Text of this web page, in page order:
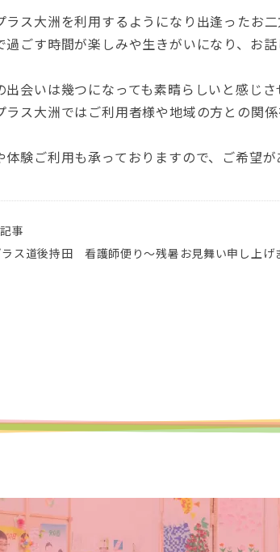
ラス大洲を利用するようになり出逢ったお
過ごす時間が楽しみや生きがいになり、お
出会いは幾つになっても素晴らしいと感じさ
ラス大洲ではご利用者様や地域の方との関
体験ご利用も承っておりますので、ご希望
事
ス道後持田 看護師便り～残暑お見舞い申し上げ